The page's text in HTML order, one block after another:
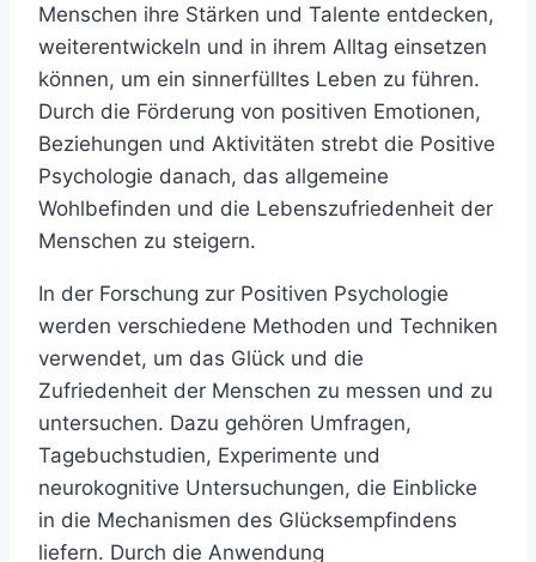
Menschen ihre Stärken und Talente entdecken,
weiterentwickeln und in ihrem Alltag einsetzen
können, um ein sinnerfülltes Leben zu führen.
Durch die Förderung von positiven Emotionen,
Beziehungen und Aktivitäten strebt die Positive
Psychologie danach, das allgemeine
Wohlbefinden und die Lebenszufriedenheit der
Menschen zu steigern.
In der Forschung zur Positiven Psychologie
werden verschiedene Methoden und Techniken
verwendet, um das Glück und die
Zufriedenheit der Menschen zu messen und zu
untersuchen. Dazu gehören Umfragen,
Tagebuchstudien, Experimente und
neurokognitive Untersuchungen, die Einblicke
in die Mechanismen des Glücksempfindens
liefern. Durch die Anwendung